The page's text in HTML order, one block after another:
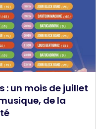
: un mois de juillet
de la